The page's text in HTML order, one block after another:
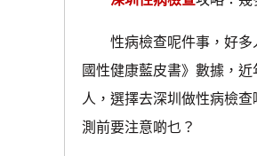
性病檢查呢件事，好多人
國性健康藍皮書》數據，
人，選擇去深圳做性病檢
測前要注意啲乜？